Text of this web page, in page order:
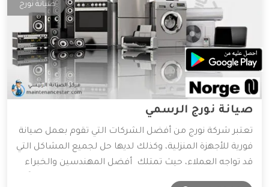
صيانة نورج
صيانة نورج الرسمي
تعتبر شركة نورج من أفضل الشركات التي تقوم بعمل صيانة
فورية للأجهزة المنزلية، وكذلك لديها حل لجميع المشاكل التي
قد تواجه العملاء، حيث تمتلك أفضل المهندسين والخبراء
المتخصصين في صيانة جميع الأجهزة الكهربائية، واعتماداً